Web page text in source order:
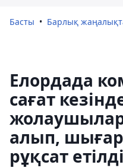
Басты Барлық
Елордада
сағат
алып,
рұқсат етілді